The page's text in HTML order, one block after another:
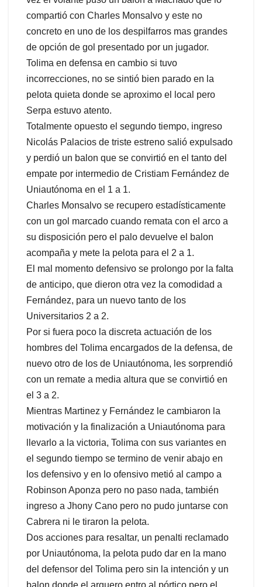
compartió con Charles Monsalvo y este no
concreto en uno de los despilfarros mas grandes
de opción de gol presentado por un jugador.
Tolima en defensa en cambio si tuvo
incorrecciones, no se sintió bien parado en la
pelota quieta donde se aproximo el local pero
Serpa estuvo atento.
Totalmente opuesto el segundo tiempo, ingreso
Nicolás Palacios de triste estreno salió expulsado
y perdió un balon que se convirtió en el tanto del
empate por intermedio de Cristiam Fernández de
Uniautónoma en el 1 a 1.
Charles Monsalvo se recupero estadísticamente
con un gol marcado cuando remata con el arco a
su disposición pero el palo devuelve el balon
acompaña y mete la pelota para el 2 a 1.
El mal momento defensivo se prolongo por la falta
de anticipo, que dieron otra vez la comodidad a
Fernández, para un nuevo tanto de los
Universitarios 2 a 2.
Por si fuera poco la discreta actuación de los
hombres del Tolima encargados de la defensa, de
nuevo otro de los de Uniautónoma, les sorprendió
con un remate a media altura que se convirtió en
el 3 a 2.
Mientras Martinez y Fernández le cambiaron la
motivación y la finalización a Uniautónoma para
llevarlo a la victoria, Tolima con sus variantes en
el segundo tiempo se termino de venir abajo en
los defensivo y en lo ofensivo metió al campo a
Robinson Aponza pero no paso nada, también
ingreso a Jhony Cano pero no pudo juntarse con
Cabrera ni le tiraron la pelota.
Dos acciones para resaltar, un penalti reclamado
por Uniautónoma, la pelota pudo dar en la mano
del defensor del Tolima pero sin la intención y un